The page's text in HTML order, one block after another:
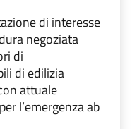
di interesse
negoziata
di
di edilizia
attuale
l’emergenza ab